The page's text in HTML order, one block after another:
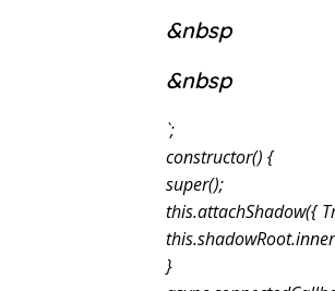
&nbsp
&nbsp
`;
constructor() {
super();
this.attachShadow({
}